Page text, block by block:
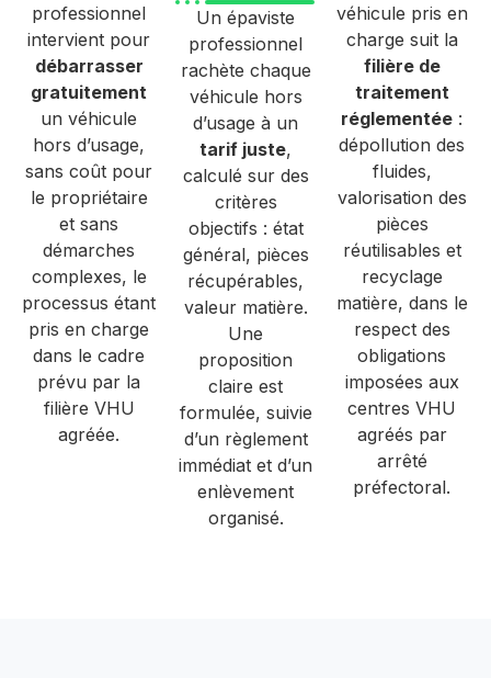
professionnel
intervient pour
débarrasser
gratuitement
un véhicule
hors d’usage,
sans coût pour
le propriétaire
et sans
démarches
complexes, le
processus étant
pris en charge
dans le cadre
prévu par la
filière VHU
agréée.
Un épaviste
professionnel
rachète chaque
véhicule hors
d’usage à un
tarif juste,
calculé sur des
critères
objectifs : état
général, pièces
récupérables,
valeur matière.
Une
proposition
claire est
formulée, suivie
d’un règlement
immédiat et d’un
enlèvement
organisé.
véhicule pris en
charge suit la
filière de
traitement
réglementée :
dépollution des
fluides,
valorisation des
pièces
réutilisables et
recyclage
matière, dans le
respect des
obligations
imposées aux
centres VHU
agréés par
arrêté
préfectoral.